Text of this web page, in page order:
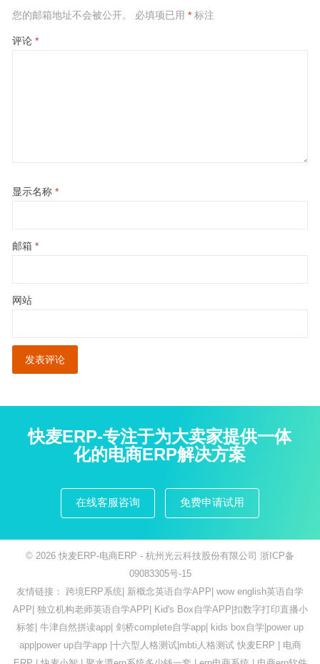
您的邮箱地址不会被公开。 必填项已用 *标注
评论 *
显示名称 *
邮箱 *
网站
快麦ERP-专注于为大卖家提供一体
化的电商ERP解决方案
在线客服咨询 免费申请试用
© 2026 快麦ERP-电商ERP - 杭州光云科技股份有限公司 浙ICP备
09083305号-15
友情链接： 跨境ERP系统 新概念英语自学APP wow english英语自学
APP 独立机构老师英语自学APP Kid's Box自学APP 扣数字打印直播小
标签 牛津自然拼读app 剑桥complete自学app kids box自学 power up
app| power up自学app| 十六型人格测试 mbti人格测试 快麦ERP
电商